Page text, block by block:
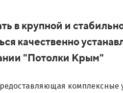
в крупной и
качественно
"Потолки Крым"
комплексные